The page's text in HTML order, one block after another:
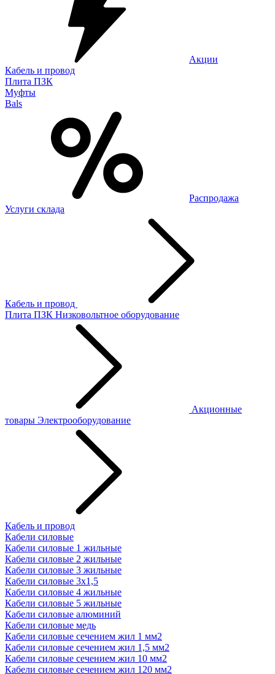
Акции
Кабель и провод
Плита ПЗК
Муфты
Bals
Распродажа
Услуги склада
Кабель и провод
Плита ПЗК Низковольтное оборудование
Акционные
товары Электрооборудование
Кабель и провод
Кабели силовые
Кабели силовые 1 жильные
Кабели силовые 2 жильные
Кабели силовые 3 жильные
Кабели силовые 3х1,5
Кабели силовые 4 жильные
Кабели силовые 5 жильные
Кабели силовые алюминий
Кабели силовые медь
Кабели силовые сечением жил 1 мм2
Кабели силовые сечением жил 1,5 мм2
Кабели силовые сечением жил 10 мм2
Кабели силовые сечением жил 120 мм2